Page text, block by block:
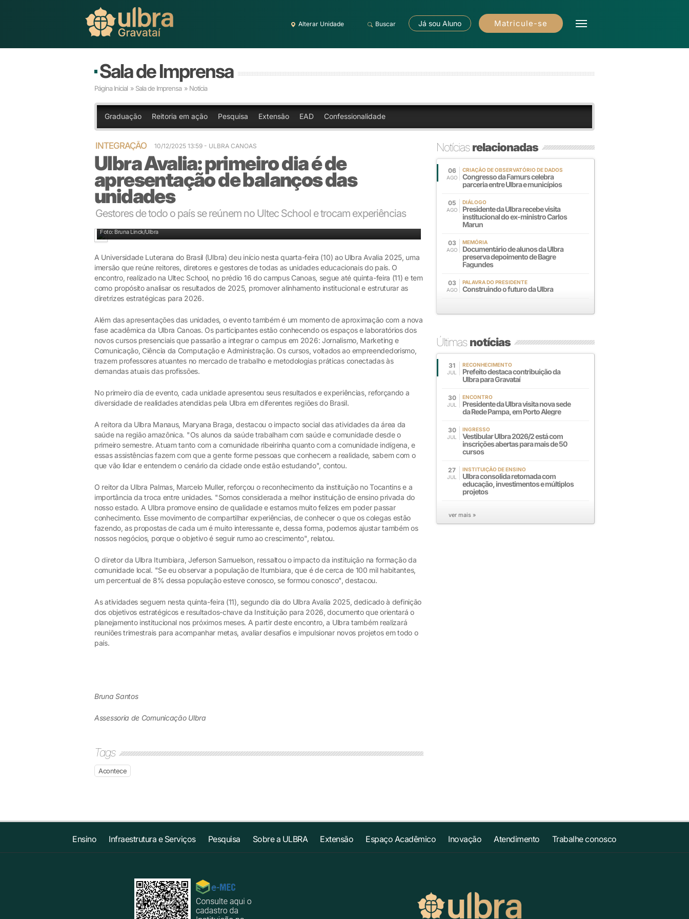
Alterar Unidade Buscar Já sou Aluno Matricule-se
Sala de Imprensa
Página Inicial » Sala de Imprensa » Notícia
Graduação Reitoria em ação Pesquisa Extensão EAD Confessionalidade
INTEGRAÇÃO 10/12/2025 13:59 - ULBRA CANOAS
Ulbra Avalia: primeiro dia é de
apresentação de balanços das
unidades
Gestores de todo o país se reúnem no Ultec School e trocam experiências
Foto: Bruna Linck/Ulbra
A Universidade Luterana do Brasil (Ulbra) deu início nesta quarta-feira (10) ao Ulbra Avalia 2025, uma
imersão que reúne reitores, diretores e gestores de todas as unidades educacionais do país. O
encontro, realizado na Ultec School, no prédio 16 do campus Canoas, segue até quinta-feira (11) e tem
como propósito analisar os resultados de 2025, promover alinhamento institucional e estruturar as
diretrizes estratégicas para 2026.
Além das apresentações das unidades, o evento também é um momento de aproximação com a nova
fase acadêmica da Ulbra Canoas. Os participantes estão conhecendo os espaços e laboratórios dos
novos cursos presenciais que passarão a integrar o campus em 2026: Jornalismo, Marketing e
Comunicação, Ciência da Computação e Administração. Os cursos, voltados ao empreendedorismo,
trazem professores atuantes no mercado de trabalho e metodologias práticas conectadas às
demandas atuais das profissões.
No primeiro dia de evento, cada unidade apresentou seus resultados e experiências, reforçando a
diversidade de realidades atendidas pela Ulbra em diferentes regiões do Brasil.
A reitora da Ulbra Manaus, Maryana Braga, destacou o impacto social das atividades da área da
saúde na região amazônica. "Os alunos da saúde trabalham com saúde e comunidade desde o
primeiro semestre. Atuam tanto com a comunidade ribeirinha quanto com a comunidade indígena, e
essas assistências fazem com que a gente forme pessoas que conhecem a realidade, sabem com o
que vão lidar e entendem o cenário da cidade onde estão estudando", contou.
O reitor da Ulbra Palmas, Marcelo Muller, reforçou o reconhecimento da instituição no Tocantins e a
importância da troca entre unidades. "Somos considerada a melhor instituição de ensino privada do
nosso estado. A Ulbra promove ensino de qualidade e estamos muito felizes em poder passar
conhecimento. Esse movimento de compartilhar experiências, de conhecer o que os colegas estão
fazendo, as propostas de cada um é muito interessante e, dessa forma, podemos ajustar também os
nossos negócios, porque o objetivo é seguir rumo ao crescimento", relatou.
O diretor da Ulbra Itumbiara, Jeferson Samuelson, ressaltou o impacto da instituição na formação da
comunidade local. "Se eu observar a população de Itumbiara, que é de cerca de 100 mil habitantes,
um percentual de 8% dessa população esteve conosco, se formou conosco", destacou.
As atividades seguem nesta quinta-feira (11), segundo dia do Ulbra Avalia 2025, dedicado à definição
dos objetivos estratégicos e resultados-chave da Instituição para 2026, documento que orientará o
planejamento institucional nos próximos meses. A partir deste encontro, a Ulbra também realizará
reuniões trimestrais para acompanhar metas, avaliar desafios e impulsionar novos projetos em todo o
país.
Bruna Santos
Assessoria de Comunicação Ulbra
Tags
Acontece
Notíciasrelacionadas
06
AGO
CRIAÇÃO DE OBSERVATÓRIO DE DADOS
Congresso da Famurs celebra
parceria entre Ulbra e municípios
05
AGO
DIÁLOGO
Presidente da Ulbra recebe visita
institucional do ex-ministro Carlos
Marun
03
AGO
MEMÓRIA
Documentário de alunos da Ulbra
preserva depoimento de Bagre
Fagundes
03
AGO
PALAVRA DO PRESIDENTE
Construindo o futuro da Ulbra
Últimasnotícias
31
JUL
RECONHECIMENTO
Prefeito destaca contribuição da
Ulbra para Gravataí
30
JUL
ENCONTRO
Presidente da Ulbra visita nova sede
da Rede Pampa, em Porto Alegre
30
JUL
INGRESSO
Vestibular Ulbra 2026/2 está com
inscrições abertas para mais de 50
cursos
27
JUL
INSTITUIÇÃO DE ENSINO
Ulbra consolida retomada com
educação, investimentos e múltiplos
projetos
ver mais »
Ensino Infraestrutura e Serviços Pesquisa Sobre a ULBRA Extensão Espaço Acadêmico Inovação Atendimento Trabalhe conosco